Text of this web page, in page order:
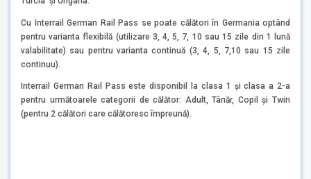
Cu Interrail German Rail Pass se poate călători în Germania optând
pentru varianta flexibilă (utilizare 3, 4, 5, 7, 10 sau 15 zile din 1 lună
valabilitate) sau pentru varianta continuă (3, 4, 5, 7,10 sau 15 zile
continuu).
Interrail German Rail Pass este disponibil la clasa 1 și clasa a 2-a
pentru următoarele categorii de călător: Adult, Tânăr, Copil și Twin
(pentru 2 călători care călătoresc împreună).